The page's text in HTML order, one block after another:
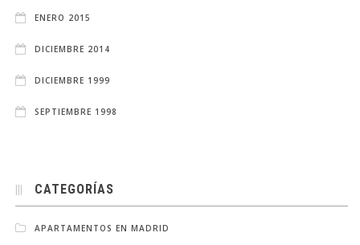
ENERO 2015
DICIEMBRE 2014
DICIEMBRE 1999
SEPTIEMBRE 1998
CATEGORÍAS
APARTAMENTOS EN MADRID